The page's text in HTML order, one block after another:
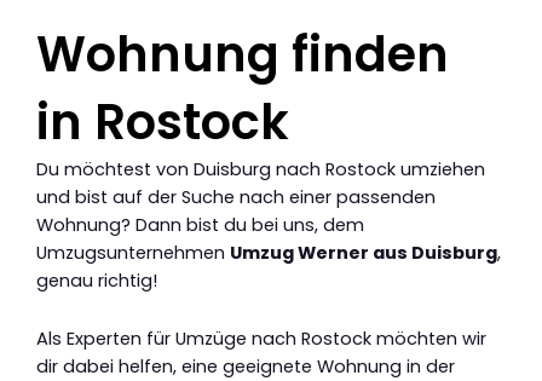
Wohnung finden
in Rostock
Du möchtest von Duisburg nach Rostock umziehen
und bist auf der Suche nach einer passenden
Wohnung? Dann bist du bei uns, dem
Umzugsunternehmen Umzug Werner aus Duisburg,
genau richtig!
Als Experten für Umzüge nach Rostock möchten wir
dir dabei helfen, eine geeignete Wohnung in der